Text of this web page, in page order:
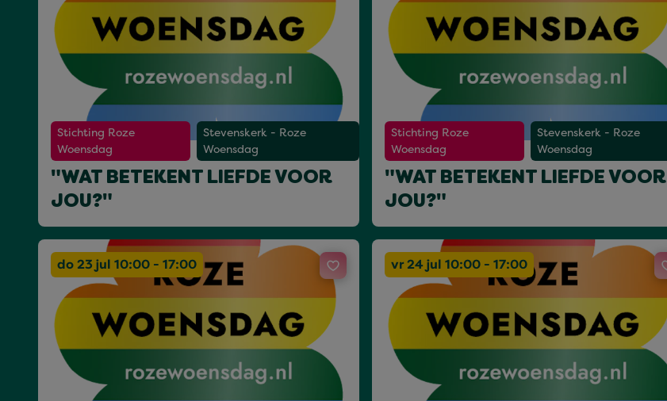
Stichting Roze
Woensdag
Stevenskerk - Roze
Woensdag
"WAT BETEKENT LIEFDE VOOR
JOU?"
Stichting Roze
Woensdag
Stevenskerk - Roze
Woensdag
"WAT BETEKENT LIEFDE VOOR
JOU?"
do 23 jul 10:00 - 17:00 vr 24 jul 10:00 - 17:00